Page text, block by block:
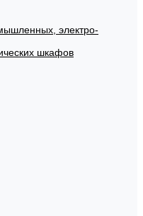
электро-
шкафов